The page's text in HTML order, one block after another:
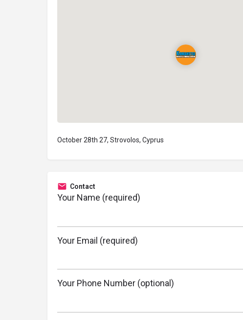
October 28th 27, Strovolos, Cyprus
Contact
Your Name (required)
Your Email (required)
Your Phone Number (optional)